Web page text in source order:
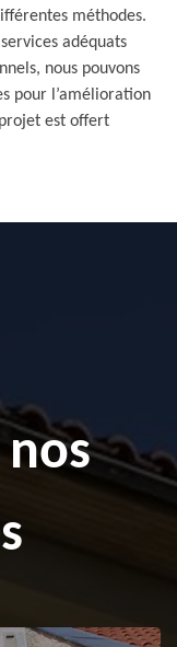
méthodes.
adéquats
nous pouvons
pour l’amélioration
est offert